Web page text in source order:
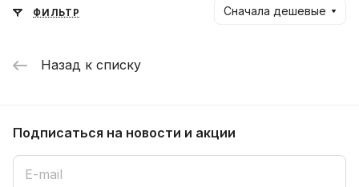
ФИЛЬТР Сначала дешевые
Назад к списку
Подписаться на новости и акции